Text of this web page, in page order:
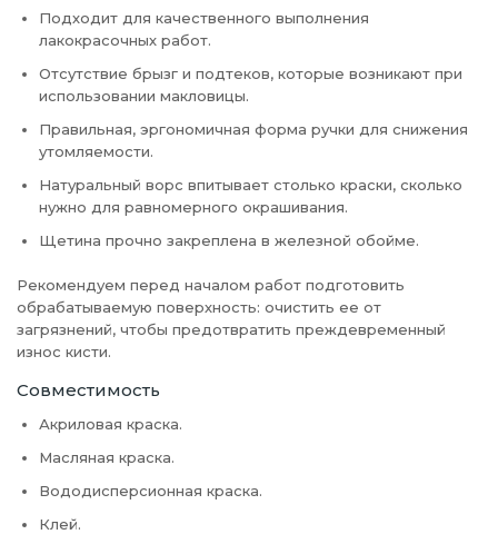
Подходит для качественного выполнения
лакокрасочных работ.
Отсутствие брызг и подтеков, которые возникают при
использовании макловицы.
Правильная, эргономичная форма ручки для снижения
утомляемости.
Натуральный ворс впитывает столько краски, сколько
нужно для равномерного окрашивания.
Щетина прочно закреплена в железной обойме.
Рекомендуем перед началом работ подготовить
обрабатываемую поверхность: очистить ее от
загрязнений, чтобы предотвратить преждевременный
износ кисти.
Совместимость
Акриловая краска.
Масляная краска.
Вододисперсионная краска.
Клей.